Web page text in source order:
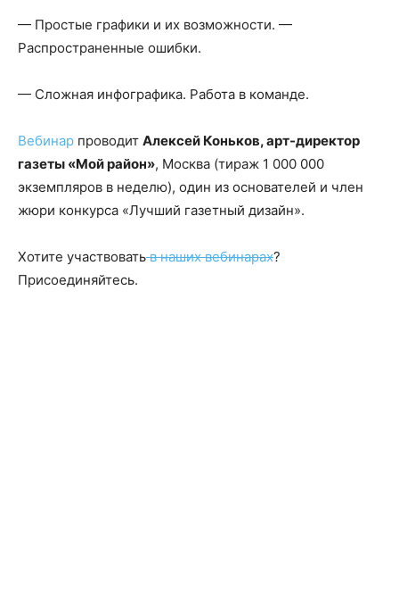
— Простые графики и их возможности. —
Распространенные ошибки.
— Cложная инфографика. Работа в команде.
Вебинар проводит Алексей Коньков, арт-директор
газеты «Мой район», Москва (тираж 1 000 000
экземпляров в неделю), один из основателей и член
жюри конкурса «Лучший газетный дизайн».
Хотите участвоватьв наших вебинарах?
Присоединяйтесь.